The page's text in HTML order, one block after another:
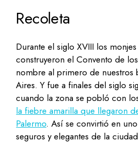
Recoleta
Durante el siglo XVIII los
construyeron el Convento de
nombre al primero de nuestros
Aires. Y fue a finales del siglo
cuando la zona se pobló con
la fiebre amarilla que llegaron
Palermo. Así se convirtió en
seguros y elegantes de la